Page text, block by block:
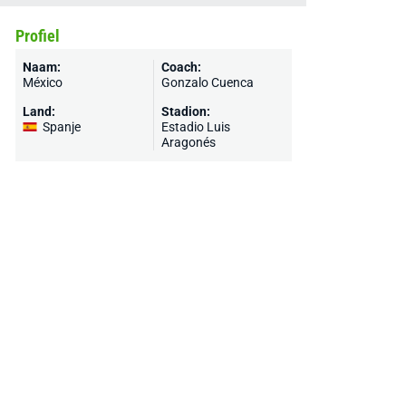
Profiel
Naam:
México
Land:
Spanje
Coach:
Gonzalo Cuenca
Stadion:
Estadio Luis
Aragonés